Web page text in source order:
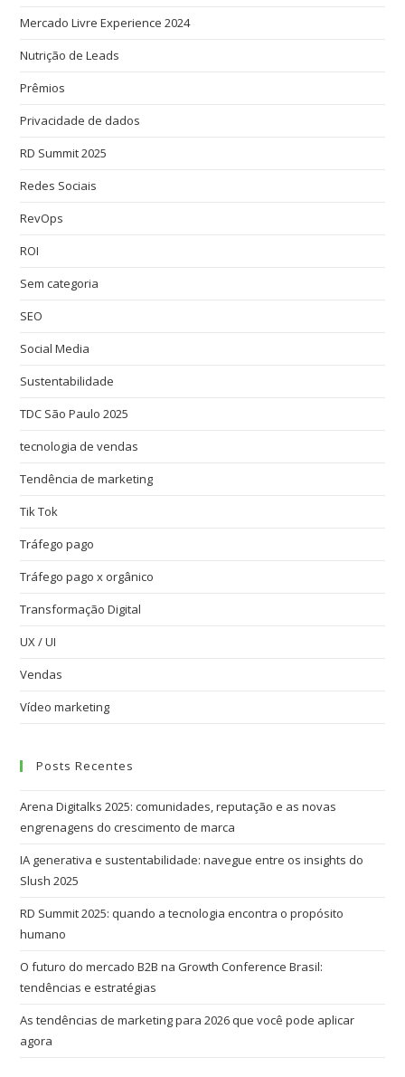
Mercado Livre Experience 2024
Nutrição de Leads
Prêmios
Privacidade de dados
RD Summit 2025
Redes Sociais
RevOps
ROI
Sem categoria
SEO
Social Media
Sustentabilidade
TDC São Paulo 2025
tecnologia de vendas
Tendência de marketing
Tik Tok
Tráfego pago
Tráfego pago x orgânico
Transformação Digital
UX / UI
Vendas
Vídeo marketing
Posts Recentes
Arena Digitalks 2025: comunidades, reputação e as novas
engrenagens do crescimento de marca
IA generativa e sustentabilidade: navegue entre os insights do
Slush 2025
RD Summit 2025: quando a tecnologia encontra o propósito
humano
O futuro do mercado B2B na Growth Conference Brasil:
tendências e estratégias
As tendências de marketing para 2026 que você pode aplicar
agora